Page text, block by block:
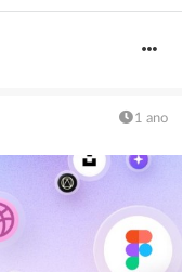
1 ano